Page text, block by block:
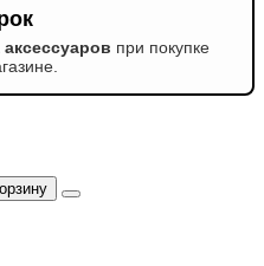
при покупке